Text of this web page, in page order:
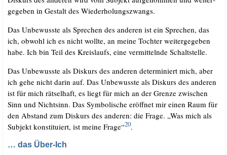
ge­ge­ben in Gestalt des Wiederholungszwangs.
Das Unbe­wuss­te als Spre­chen des ande­ren ist ein Spre­chen, das
ich, obwohl ich es nicht woll­te, an mei­ne Toch­ter wei­ter­ge­ge­ben
habe. Ich bin Teil des Kreis­laufs, eine ver­mit­teln­de Schaltstelle.
Das Unbe­wuss­te als Dis­kurs des ande­ren deter­mi­niert mich, aber
ich gehe nicht dar­in auf. Das Unbe­wuss­te als Dis­kurs des ande­ren
ist für mich rät­sel­haft, es liegt für mich an der Gren­ze zwi­schen
Sinn und Nicht­sinn. Das Sym­bo­li­sche eröff­net mir einen Raum für
den Abstand zum Dis­kurs des ande­ren: die Fra­ge. „Was mich als
Sub­jekt kon­sti­tu­iert, ist mei­ne Fra­ge“20.
… das Über-Ich